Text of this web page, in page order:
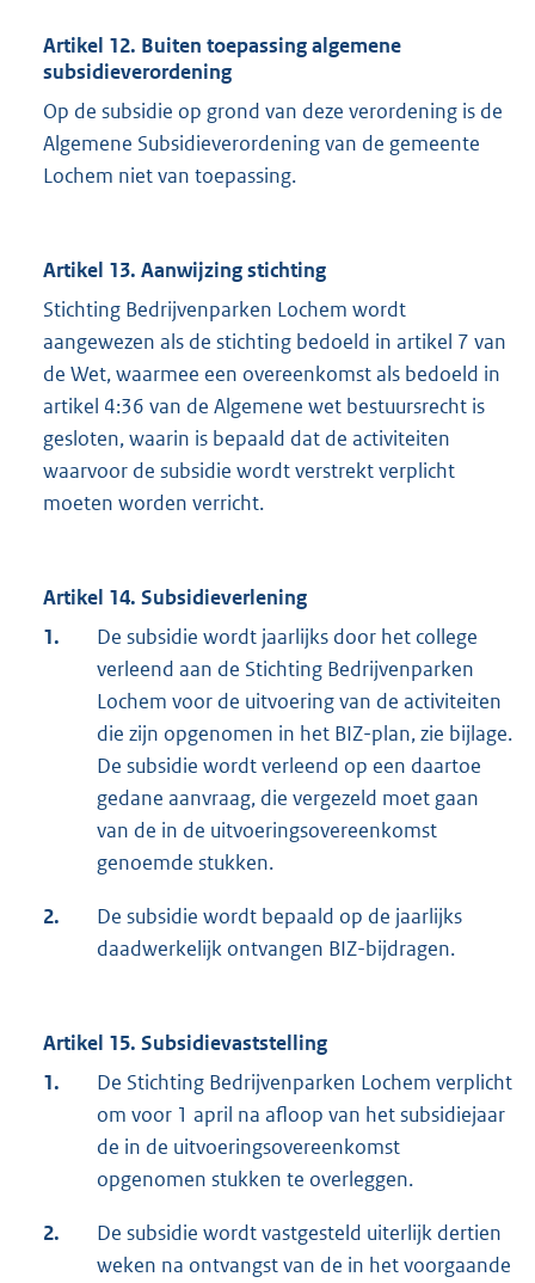
Artikel 12. Buiten toepassing algemene
subsidieverordening
Op de subsidie op grond van deze verordening is de
Algemene Subsidieverordening van de gemeente
Lochem niet van toepassing.
Artikel 13. Aanwijzing stichting
Stichting Bedrijvenparken Lochem wordt
aangewezen als de stichting bedoeld in artikel 7 van
de Wet, waarmee een overeenkomst als bedoeld in
artikel 4:36 van de Algemene wet bestuursrecht is
gesloten, waarin is bepaald dat de activiteiten
waarvoor de subsidie wordt verstrekt verplicht
moeten worden verricht.
Artikel 14. Subsidieverlening
1.
De subsidie wordt jaarlijks door het college
verleend aan de Stichting Bedrijvenparken
Lochem voor de uitvoering van de activiteiten
die zijn opgenomen in het BIZ-plan, zie bijlage.
De subsidie wordt verleend op een daartoe
gedane aanvraag, die vergezeld moet gaan
van de in de uitvoeringsovereenkomst
genoemde stukken.
2.
De subsidie wordt bepaald op de jaarlijks
daadwerkelijk ontvangen BIZ-bijdragen.
Artikel 15. Subsidievaststelling
1.
De Stichting Bedrijvenparken Lochem verplicht
om voor 1 april na afloop van het subsidiejaar
de in de uitvoeringsovereenkomst
opgenomen stukken te overleggen.
2.
De subsidie wordt vastgesteld uiterlijk dertien
weken na ontvangst van de in het voorgaande